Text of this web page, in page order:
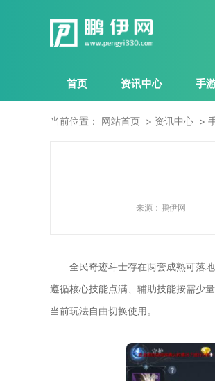
首页 资讯中心 手
当前位置： 网站首页 资讯中心
来源： 鹏伊网
全民奇迹斗士存在两套成熟可落
遵循核心技能点满、辅助技能按需少
当前玩法自由切换使用。